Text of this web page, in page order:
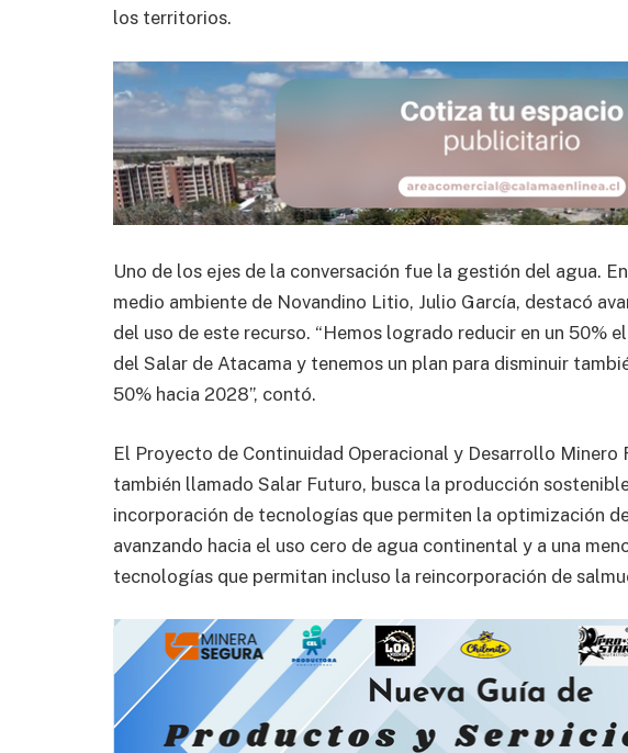
los territorios.
Uno de los ejes de la conversación fue la gestión del agua.
medio ambiente de Novandino Litio, Julio García, destacó
del uso de este recurso. “Hemos logrado reducir en un 50%
del Salar de Atacama y tenemos un plan para disminuir
50% hacia 2028”, contó.
El Proyecto de Continuidad Operacional y Desarrollo Minero
también llamado Salar Futuro, busca la producción
incorporación de tecnologías que permiten la optimización
avanzando hacia el uso cero de agua continental y a una
tecnologías que permitan incluso la reincorporación de